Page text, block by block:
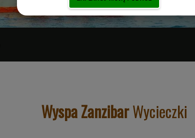
Wyspa ZanzibarWycieczki